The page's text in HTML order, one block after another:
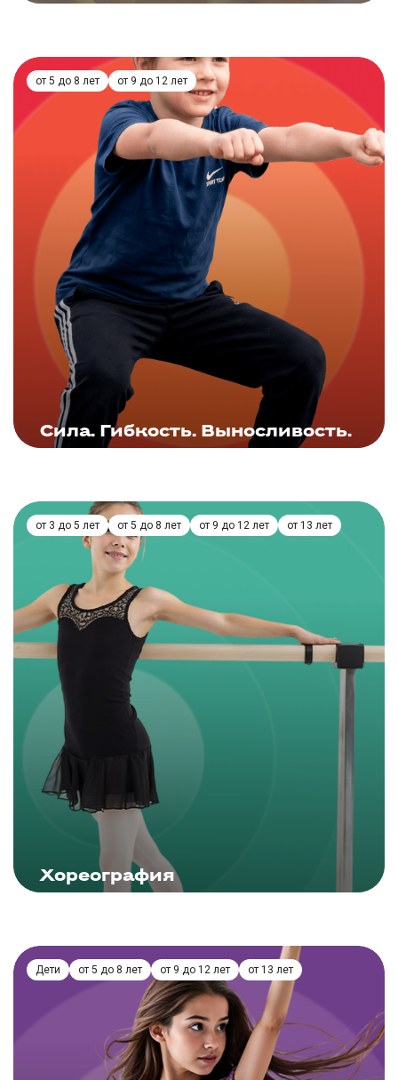
от 5 до 8 лет от 9 до 12 лет
Сила. Гибкость. Выносливость.
от 3 до 5 лет от 5 до 8 лет от 9 до 12 лет от 13 лет
Хореография
ЗАПИСАТЬСЯ
Дети от 5 до 8 лет от 9 до 12 лет от 13 лет